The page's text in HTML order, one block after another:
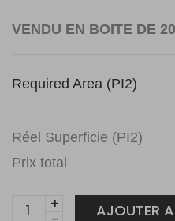
VENDU EN BOITE DE
Required Area (PI2)
Réel Superficie (PI2)
Prix total
Érable
AJOUTER